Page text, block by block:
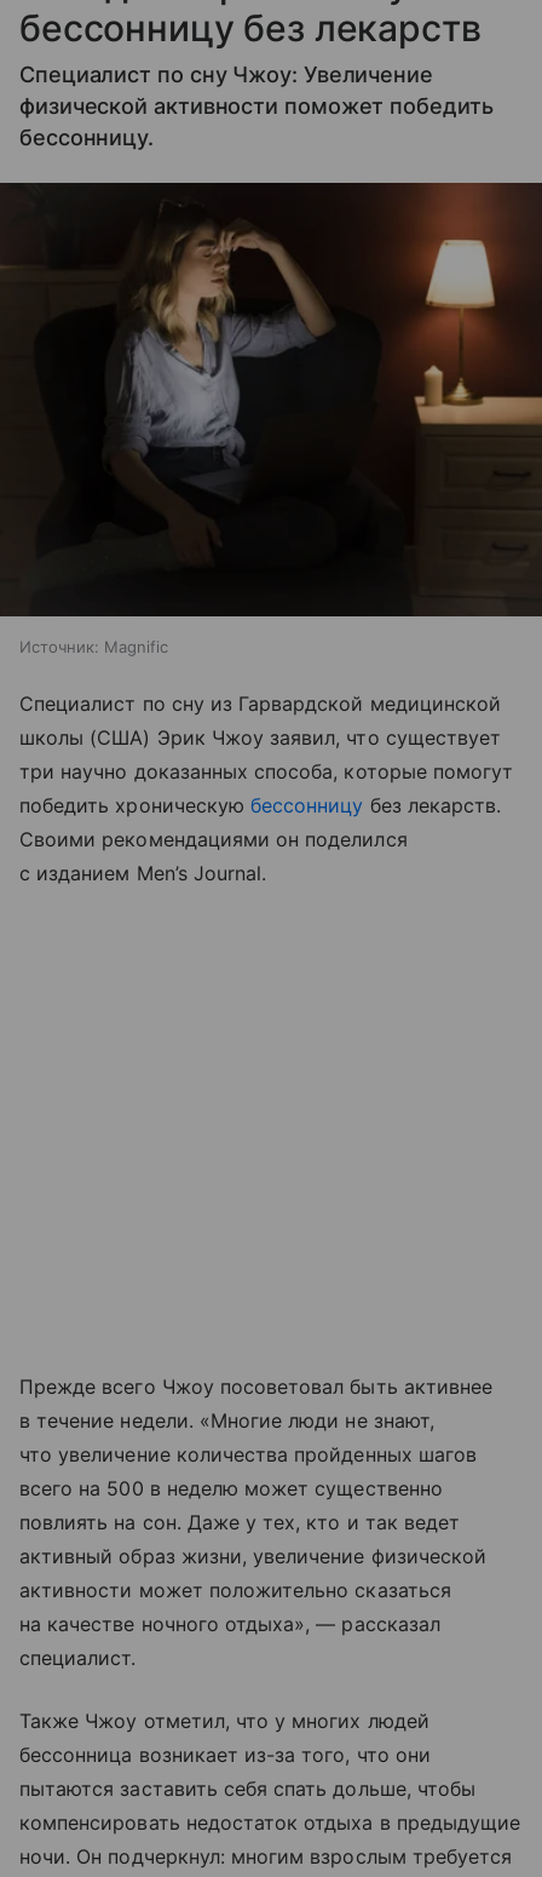
бессонницу без лекарств
Специалист по сну Чжоу: Увеличение
физической активности поможет победить
бессонницу.
Источник: Magnific
Специалист по сну из Гарвардской медицинской
школы (США) Эрик Чжоу заявил, что существует
три научно доказанных способа, которые помогут
победить хроническуюбессонницу без лекарств.
Своими рекомендациями он поделился
с изданием Men’s Journal.
Прежде всего Чжоу посоветовал быть активнее
в течение недели. «Многие люди не знают,
что увеличение количества пройденных шагов
всего на 500 в неделю может существенно
повлиять на сон. Даже у тех, кто и так ведет
активный образ жизни, увеличение физической
активности может положительно сказаться
на качестве ночного отдыха», — рассказал
специалист.
Также Чжоу отметил, что у многих людей
бессонница возникает из-за того, что они
пытаются заставить себя спать дольше, чтобы
компенсировать недостаток отдыха в предыдущие
ночи. Он подчеркнул: многим взрослым требуется